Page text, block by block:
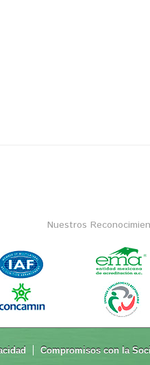
Nuestros
Compromisos con la